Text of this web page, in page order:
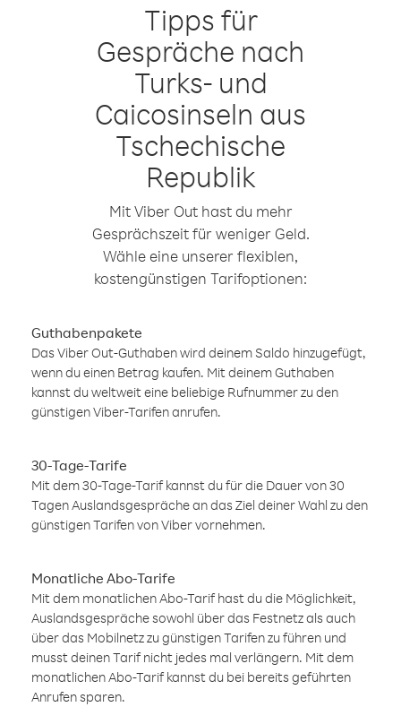
Tipps für
Gespräche nach
Turks- und
Caicosinseln aus
Tschechische
Republik
Mit Viber Out hast du mehr
Gesprächszeit für weniger Geld.
Wähle eine unserer flexiblen,
kostengünstigen Tarifoptionen:
Guthabenpakete
Das Viber Out-Guthaben wird deinem Saldo hinzugefügt,
wenn du einen Betrag kaufen. Mit deinem Guthaben
kannst du weltweit eine beliebige Rufnummer zu den
günstigen Viber-Tarifen anrufen.
30-Tage-Tarife
Mit dem 30-Tage-Tarif kannst du für die Dauer von 30
Tagen Auslandsgespräche an das Ziel deiner Wahl zu den
günstigen Tarifen von Viber vornehmen.
Monatliche Abo-Tarife
Mit dem monatlichen Abo-Tarif hast du die Möglichkeit,
Auslandsgespräche sowohl über das Festnetz als auch
über das Mobilnetz zu günstigen Tarifen zu führen und
musst deinen Tarif nicht jedes mal verlängern. Mit dem
monatlichen Abo-Tarif kannst du bei bereits geführten
Anrufen sparen.